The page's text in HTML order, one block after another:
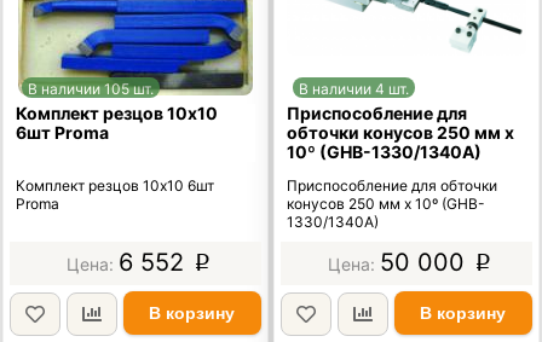
В наличии 105 шт.
Комплект резцов 10х10
6шт Proma
Комплект резцов 10х10 6шт
Proma
6 552 p
В корзину
В наличии 4 шт.
Приспособление для
обточки конусов 250 мм х
10º (GHB-1330/1340A)
Приспособление для обточки
конусов 250 мм х 10º (GHB-
1330/1340A)
50 000 p
В корзину